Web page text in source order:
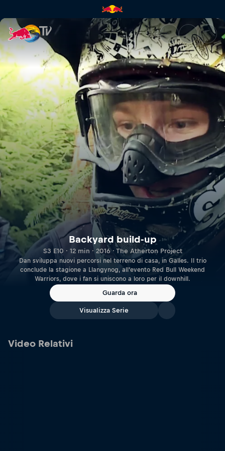
Backyard build-up | Red Bull
Backyard build-up
S3 E10 · 12 min · 2016 · The Atherton Project
Dan sviluppa nuovi percorsi nel terreno di casa, in Galles. Il trio
conclude la stagione a Llangynog, all’evento Red Bull Weekend
Warriors, dove i fan si uniscono a loro per il downhill.
Guarda ora
Visualizza Serie
Video Relativi